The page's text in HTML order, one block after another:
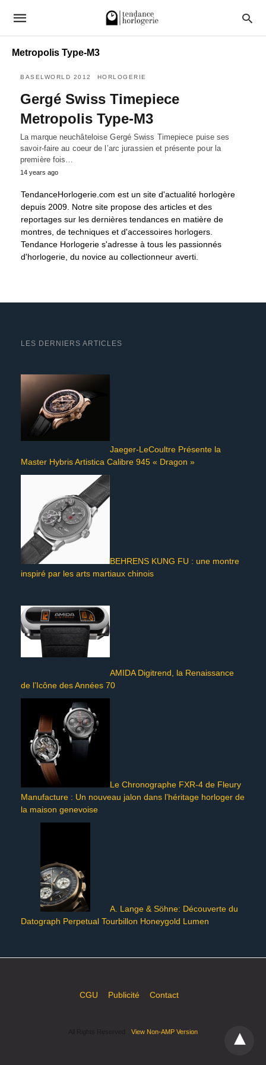
Metropolis Type-M3
BASELWORLD 2012 HORLOGERIE
Gergé Swiss Timepiece
Metropolis Type-M3
La marque neuchâteloise Gergé Swiss Timepiece puise ses
savoir-faire au coeur de l’arc jurassien et présente pour la
première fois…
14 years ago
TendanceHorlogerie.com est un site d'actualité horlogère
depuis 2009. Notre site propose des articles et des
reportages sur les dernières tendances en matière de
montres, de techniques et d'accessoires horlogers.
Tendance Horlogerie s'adresse à tous les passionnés
d'horlogerie, du novice au collectionneur averti.
LES DERNIERS ARTICLES
Jaeger-LeCoultre Présente la
Master Hybris Artistica Calibre 945 « Dragon »
BEHRENS KUNG FU : une montre
inspiré par les arts martiaux chinois
AMIDA Digitrend, la Renaissance
de l’Icône des Années 70
Le Chronographe FXR-4 de Fleury
Manufacture : Un nouveau jalon dans l’héritage horloger de
la maison genevoise
A. Lange & Söhne: Découverte du
Datograph Perpetual Tourbillon Honeygold Lumen
CGU Publicité Contact
View Non-AMP Version